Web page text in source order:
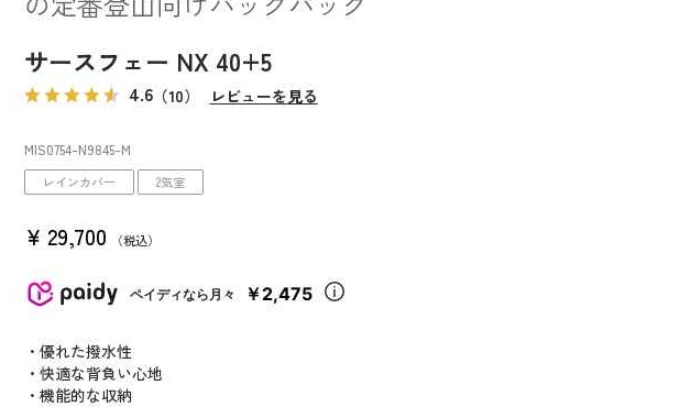
サースフェー NX 40+5
4.6（10） レビューを見る
MIS0754-N9845-M
レインカバー 2気室
¥ 29,700 税込
ペイディなら月々 ￥2,475
・優れた撥水性
・快適な背負い心地
・機能的な収納